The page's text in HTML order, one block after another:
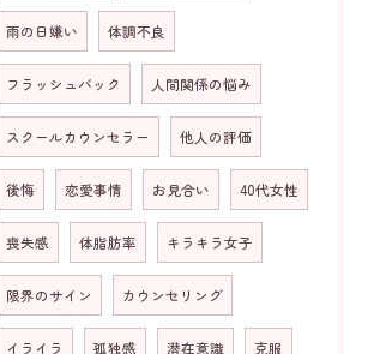
雨の日嫌い 体調不良
フラッシュバック 人間関係の悩み
スクールカウンセラー 他人の評価
後悔 恋愛事情 お見合い 40代女性
喪失感 体脂肪率 キラキラ女子
限界のサイン カウンセリング
イライラ 孤独感 潜在意識 克服